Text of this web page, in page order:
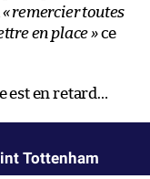
« remercier toutes
en place »ce
est en retard…
Tottenham